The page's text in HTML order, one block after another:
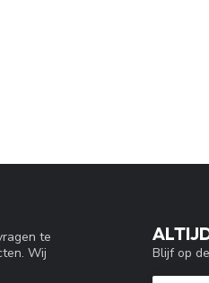
te
Wij
Blijf op